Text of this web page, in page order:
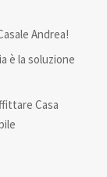
Andrea!
è la soluzione
Casa